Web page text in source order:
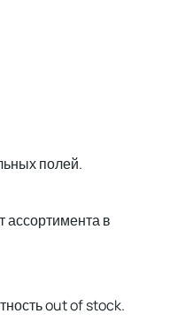
полей.
ассортимента в
out of stock.